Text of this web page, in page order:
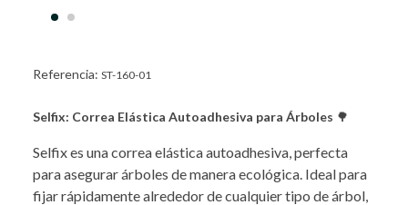
Referencia: ST-160-01
Selfix: Correa Elástica Autoadhesiva para Árboles 🌳
Selfix es una correa elástica autoadhesiva, perfecta
para asegurar árboles de manera ecológica. Ideal para
fijar rápidamente alrededor de cualquier tipo de árbol,